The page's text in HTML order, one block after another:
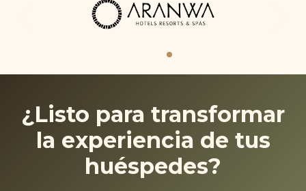
¿Listo para transformar
la experiencia de tus
huéspedes?